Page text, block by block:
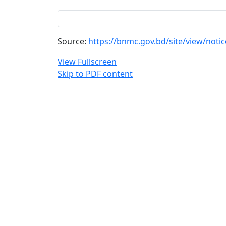
Source: https://bnmc.gov.bd/site/view/
View Fullscreen
Skip to PDF content